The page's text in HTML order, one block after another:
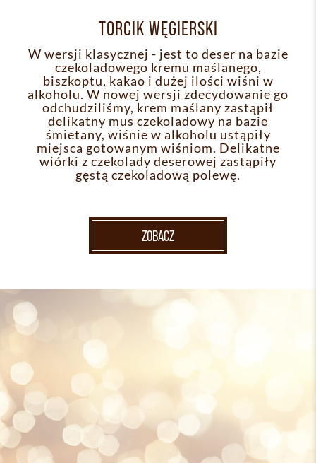
TORCIK WĘGIERSKI
W wersji klasycznej - jest to deser na bazie
czekoladowego kremu maślanego,
biszkoptu, kakao i dużej ilości wiśni w
alkoholu. W nowej wersji zdecydowanie go
odchudziliśmy, krem maślany zastąpił
delikatny mus czekoladowy na bazie
śmietany, wiśnie w alkoholu ustąpiły
miejsca gotowanym wiśniom. Delikatne
wiórki z czekolady deserowej zastąpiły
gęstą czekoladową polewę.
ZOBACZ